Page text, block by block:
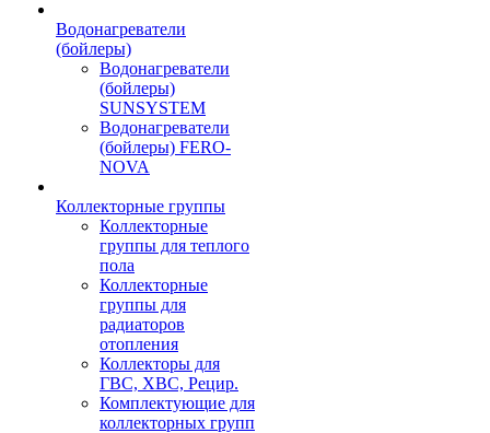
Водонагреватели
(бойлеры)
Водонагреватели
(бойлеры)
SUNSYSTEM
Водонагреватели
(бойлеры) FERO-
NOVA
Коллекторные группы
Коллекторные
группы для теплого
пола
Коллекторные
группы для
радиаторов
отопления
Коллекторы для
ГВС, ХВС, Рецир.
Комплектующие для
коллекторных групп